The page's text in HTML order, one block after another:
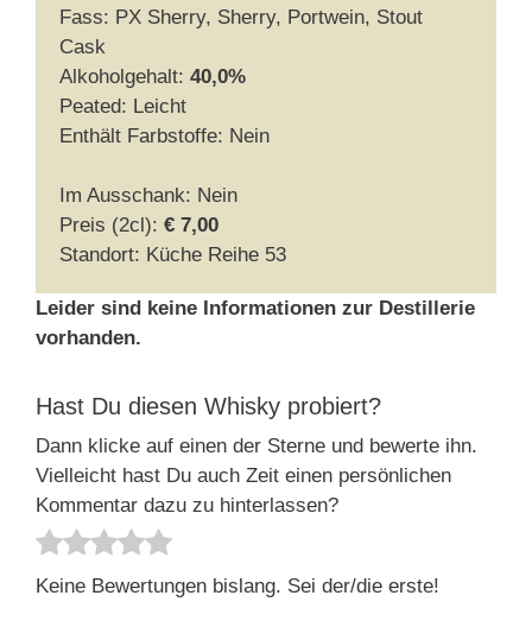
Fass: PX Sherry, Sherry, Portwein, Stout
Cask
Alkoholgehalt: 40,0%
Peated: Leicht
Enthält Farbstoffe: Nein
Im Ausschank: Nein
Preis (2cl): € 7,00
Standort: Küche Reihe 53
Leider sind keine Informationen zur Destillerie
vorhanden.
Hast Du diesen Whisky probiert?
Dann klicke auf einen der Sterne und bewerte ihn.
Vielleicht hast Du auch Zeit einen persönlichen
Kommentar dazu zu hinterlassen?
Keine Bewertungen bislang. Sei der/die erste!